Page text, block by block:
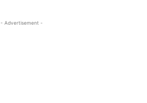
- Advertisement -